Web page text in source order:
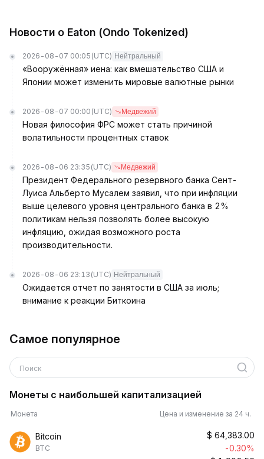
Новости о Eaton (Ondo Tokenized)
2026-08-07 00:05 (UTC) Нейтральный
«Вооружённая» иена: как вмешательство США и
Японии может изменить мировые валютные рынки
2026-08-07 00:00 (UTC) Медвежий
Новая философия ФРС может стать причиной
волатильности процентных ставок
2026-08-06 23:35 (UTC) Медвежий
Президент Федерального резервного банка Сент-
Луиса Альберто Мусалем заявил, что при инфляции
выше целевого уровня центрального банка в 2%
политикам нельзя позволять более высокую
инфляцию, ожидая возможного роста
производительности.
2026-08-06 23:13 (UTC) Нейтральный
Ожидается отчет по занятости в США за июль;
внимание к реакции Биткоина
Самое популярное
Поиск
Монеты с наибольшей капитализацией
Монета Цена и изменение за 24 ч.
Bitcoin
BTC
$ 64,383.00
-0.30%